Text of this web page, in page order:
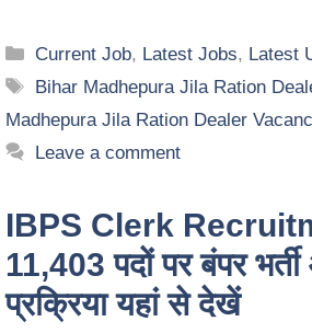
Current Job, Latest Jobs, Latest
Bihar Madhepura Jila Ration
Madhepura Jila Ration Dealer
Leave a comment
IBPS Clerk
11,403 पदों पर बंपर
प्रक्रिया यहां से देखें